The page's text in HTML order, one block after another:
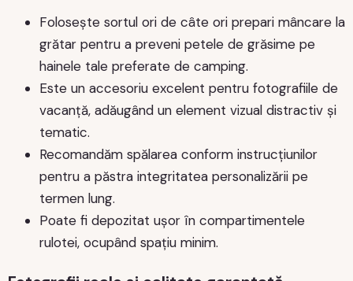
Folosește sortul ori de câte ori prepari mâncare la
grătar pentru a preveni petele de grăsime pe
hainele tale preferate de camping.
Este un accesoriu excelent pentru fotografiile de
vacanță, adăugând un element vizual distractiv și
tematic.
Recomandăm spălarea conform instrucțiunilor
pentru a păstra integritatea personalizării pe
termen lung.
Poate fi depozitat ușor în compartimentele
rulotei, ocupând spațiu minim.